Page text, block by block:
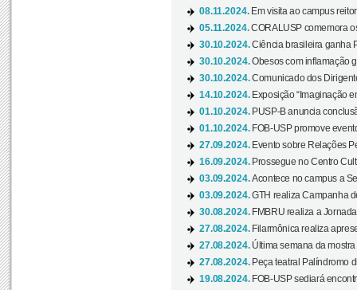
08.11.2024. Em visita ao campus
05.11.2024.CORALUSP comemora
30.10.2024.Ciência brasileira ganha
30.10.2024.Obesos com inflamação
30.10.2024.Comunicado dos
14.10.2024. Exposição “Imaginação
01.10.2024. PUSP-B anuncia
01.10.2024. FOB-USP promove
27.09.2024. Evento sobre Relações
16.09.2024. Prossegue no Centro
03.09.2024.Acontece no campus a
03.09.2024.GTH realiza Campanha
30.08.2024. FMBRU realiza a
27.08.2024. Filarmônica realiza
27.08.2024. Última semana da
27.08.2024. Peça teatral Palíndromo
19.08.2024. FOB-USP sediará